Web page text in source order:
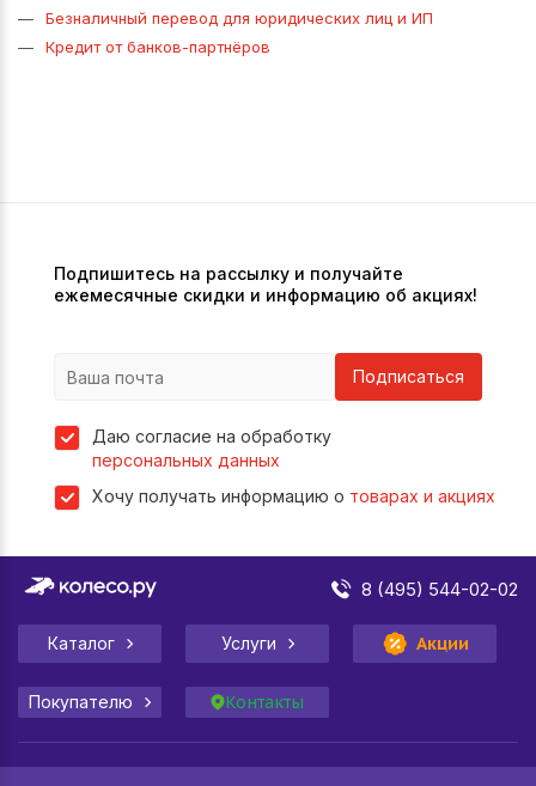
Безналичный перевод для юридических лиц и ИП
Кредит от банков-партнёров
Подпишитесь на рассылку и получайте
ежемесячные скидки и информацию об акциях!
Подписаться
Даю согласие на обработку
персональных данных
Хочу получать информацию о товарах и акциях
8 (495) 544-02-02
Каталог Услуги Акции
Покупателю Контакты